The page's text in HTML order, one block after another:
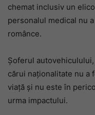
chemat inclusiv un
personalul medical nu
românce.
Șoferul
cărui naționalitate nu a
viață și nu este în
urma impactului.